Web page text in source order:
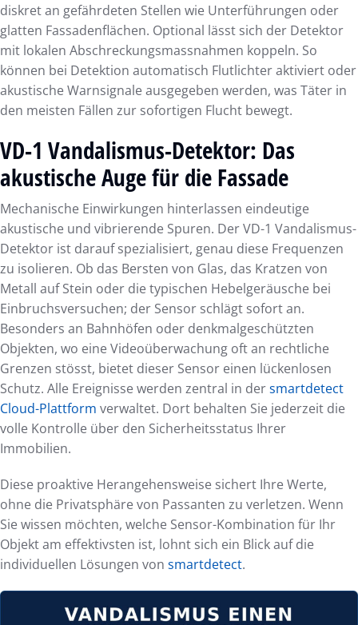
diskret an gefährdeten Stellen wie Unterführungen oder
glatten Fassadenflächen. Optional lässt sich der Detektor
mit lokalen Abschreckungsmassnahmen koppeln. So
können bei Detektion automatisch Flutlichter aktiviert oder
akustische Warnsignale ausgegeben werden, was Täter in
den meisten Fällen zur sofortigen Flucht bewegt.
VD-1 Vandalismus-Detektor: Das
akustische Auge für die Fassade
Mechanische Einwirkungen hinterlassen eindeutige
akustische und vibrierende Spuren. Der VD-1 Vandalismus-
Detektor ist darauf spezialisiert, genau diese Frequenzen
zu isolieren. Ob das Bersten von Glas, das Kratzen von
Metall auf Stein oder die typischen Hebelgeräusche bei
Einbruchsversuchen; der Sensor schlägt sofort an.
Besonders an Bahnhöfen oder denkmalgeschützten
Objekten, wo eine Videoüberwachung oft an rechtliche
Grenzen stösst, bietet dieser Sensor einen lückenlosen
Schutz. Alle Ereignisse werden zentral in dersmartdetect
Cloud-Plattform verwaltet. Dort behalten Sie jederzeit die
volle Kontrolle über den Sicherheitsstatus Ihrer
Immobilien.
Diese proaktive Herangehensweise sichert Ihre Werte,
ohne die Privatsphäre von Passanten zu verletzen. Wenn
Sie wissen möchten, welche Sensor-Kombination für Ihr
Objekt am effektivsten ist, lohnt sich ein Blick auf die
individuellen Lösungen von smartdetect.